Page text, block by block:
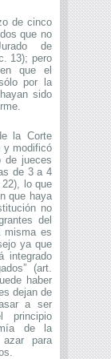
de cinco
que no
de
13); pero
que el
por la
sido
la Corte
y modificó
de jueces
de 3 a 4
lo que
que haya
no
del
misma es
ya que
integrado
(art.
haber
dejan de
a ser
principio
de la
para